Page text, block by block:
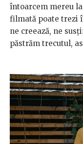
întoarcem mereu
filmată poate trezi
ne creează, ne
păstrăm trecutul,